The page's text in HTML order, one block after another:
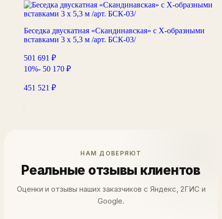
Беседка двускатная «Скандинавская» с Х-образными
вставками 3 х 5,3 м /арт. БСК-03/
501 691 ₽
10%- 50 170 ₽
451 521 ₽
НАМ ДОВЕРЯЮТ
Реальные отзывы клиентов
Оценки и отзывы наших заказчиков с Яндекс, 2ГИС и
Google.